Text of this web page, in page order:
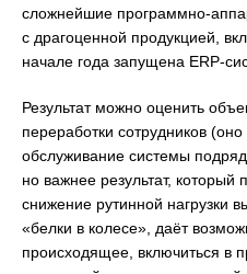
сложнейшие программно-
с драгоценной продукцией,
начале года запущена ERP-
Результат можно оценить
переработки сотрудников
обслуживание системы
но важнее результат, который
снижение рутинной нагрузки
«белки в колесе», даёт
происходящее, включиться в